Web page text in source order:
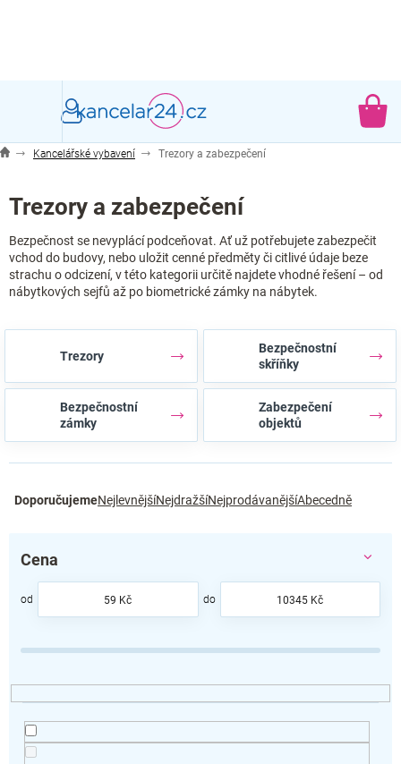
Kancelářské vybavení Trezory a zabezpečení
Trezory a zabezpečení
Bezpečnost se nevyplácí podceňovat. Ať už potřebujete zabezpečit
vchod do budovy, nebo uložit cenné předměty či citlivé údaje beze
strachu o odcizení, v této kategorii určitě najdete vhodné řešení – od
nábytkových sejfů až po biometrické zámky na nábytek.
Trezory
Bezpečnostní
skříňky
Bezpečnostní
zámky
Zabezpečení
objektů
a
n
p
o
u
k
DoporučujemeNejlevnějšíNejdražšíNejprodávanějšíAbecedně
Cena
59 Kč 10345 Kč